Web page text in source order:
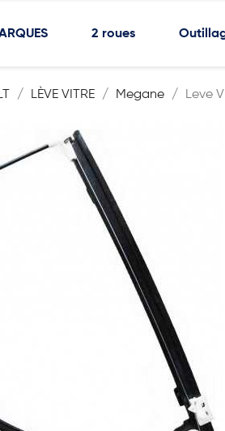
2 roues
LÈVE VITRE Megane Leve